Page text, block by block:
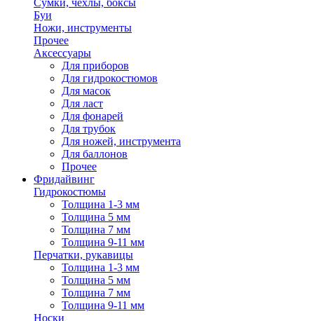
Сумки, чехлы, боксы
Буи
Ножи, инструменты
Прочее
Аксессуары
Для приборов
Для гидрокостюмов
Для масок
Для ласт
Для фонарей
Для трубок
Для ножей, инструмента
Для баллонов
Прочее
Фридайвинг
Гидрокостюмы
Толщина 1-3 мм
Толщина 5 мм
Толщина 7 мм
Толщина 9-11 мм
Перчатки, рукавицы
Толщина 1-3 мм
Толщина 5 мм
Толщина 7 мм
Толщина 9-11 мм
Носки